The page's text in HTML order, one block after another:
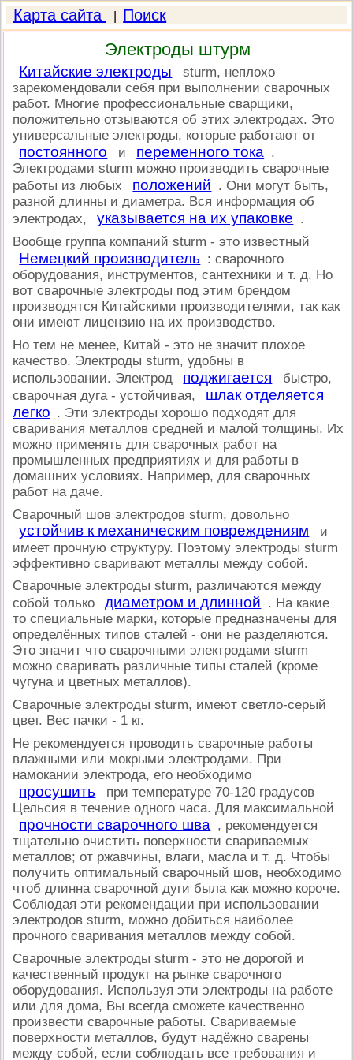
Карта сайта Поиск
Электроды штурм
Китайские электроды
sturm, неплохо
зарекомендовали себя при выполнении сварочных
работ. Многие профессиональные сварщики,
положительно отзываются об этих электродах. Это
универсальные электроды, которые работают от
постоянного и переменного тока .
Электродами sturm можно производить сварочные
работы из любых
положений . Они могут быть,
разной длинны и диаметра. Вся информация об
электродах,
указывается на их упаковке .
Вообще группа компаний sturm - это известный
Немецкий производитель : сварочного
оборудования, инструментов, сантехники и т. д. Но
вот сварочные электроды под этим брендом
производятся Китайскими производителями, так как
они имеют лицензию на их производство.
Но тем не менее, Китай - это не значит плохое
качество. Электроды sturm, удобны в
использовании. Электрод
поджигается
быстро,
сварочная дуга - устойчивая,
шлак отделяется
легко . Эти электроды хорошо подходят для
сваривания металлов средней и малой толщины. Их
можно применять для сварочных работ на
промышленных предприятиях и для работы в
домашних условиях. Например, для сварочных
работ на даче.
Сварочный шов электродов sturm, довольно
устойчив к механическим повреждениям
и
имеет прочную структуру. Поэтому электроды sturm
эффективно сваривают металлы между собой.
Сварочные электроды sturm, различаются между
собой только
диаметром и длинной . На какие
то специальные марки, которые предназначены для
определённых типов сталей - они не разделяются.
Это значит что сварочными электродами sturm
можно сваривать различные типы сталей (кроме
чугуна и цветных металлов).
Сварочные электроды sturm, имеют светло-серый
цвет. Вес пачки - 1 кг.
Не рекомендуется проводить сварочные работы
влажными или мокрыми электродами. При
намокании электрода, его необходимо
просушить
при температуре 70-120 градусов
Цельсия в течение одного часа. Для максимальной
прочности сварочного шва , рекомендуется
тщательно очистить поверхности свариваемых
металлов; от ржавчины, влаги, масла и т. д. Чтобы
получить оптимальный сварочный шов, необходимо
чтоб длинна сварочной дуги была как можно короче.
Соблюдая эти рекомендации при использовании
электродов sturm, можно добиться наиболее
прочного сваривания металлов между собой.
Сварочные электроды sturm - это не дорогой и
качественный продукт на рынке сварочного
оборудования. Используя эти электроды на работе
или для дома, Вы всегда сможете качественно
произвести сварочные работы. Свариваемые
поверхности металлов, будут надёжно сварены
между собой, если соблюдать все требования и